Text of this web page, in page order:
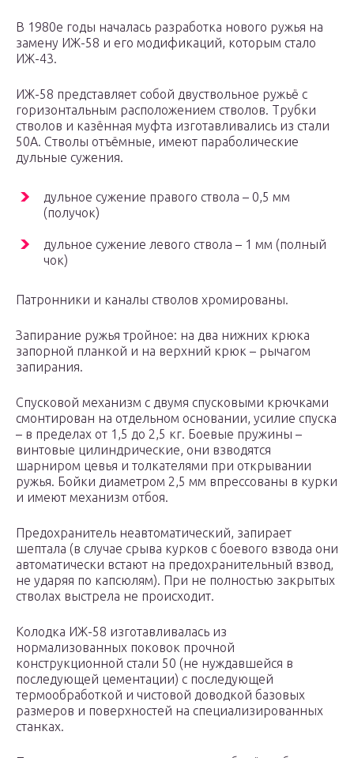
В 1980е годы началась разработка нового ружья на
замену ИЖ-58 и его модификаций, которым стало
ИЖ-43.
ИЖ-58 представляет собой двуствольное ружьё с
горизонтальным расположением стволов. Трубки
стволов и казённая муфта изготавливались из стали
50А. Стволы отъёмные, имеют параболические
дульные сужения.
дульное сужение правого ствола – 0,5 мм
(получок)
дульное сужение левого ствола – 1 мм (полный
чок)
Патронники и каналы стволов хромированы.
Запирание ружья тройное: на два нижних крюка
запорной планкой и на верхний крюк – рычагом
запирания.
Спусковой механизм с двумя спусковыми крючками
смонтирован на отдельном основании, усилие спуска
– в пределах от 1,5 до 2,5 кг. Боевые пружины –
винтовые цилиндрические, они взводятся
шарниром цевья и толкателями при открывании
ружья. Бойки диаметром 2,5 мм впрессованы в курки
и имеют механизм отбоя.
Предохранитель неавтоматический, запирает
шептала (в случае срыва курков с боевого взвода они
автоматически встают на предохранительный взвод,
не ударяя по капсюлям). При не полностью закрытых
стволах выстрела не происходит.
Колодка ИЖ-58 изготавливалась из
нормализованных поковок прочной
конструкционной стали 50 (не нуждавшейся в
последующей цементации) с последующей
термообработкой и чистовой доводкой базовых
размеров и поверхностей на специализированных
станках.